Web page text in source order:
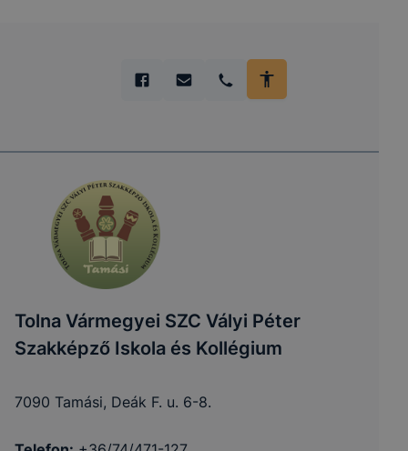
Tolna Vármegyei SZC Vályi Péter
Szakképző Iskola és Kollégium
7090 Tamási, Deák F. u. 6-8.